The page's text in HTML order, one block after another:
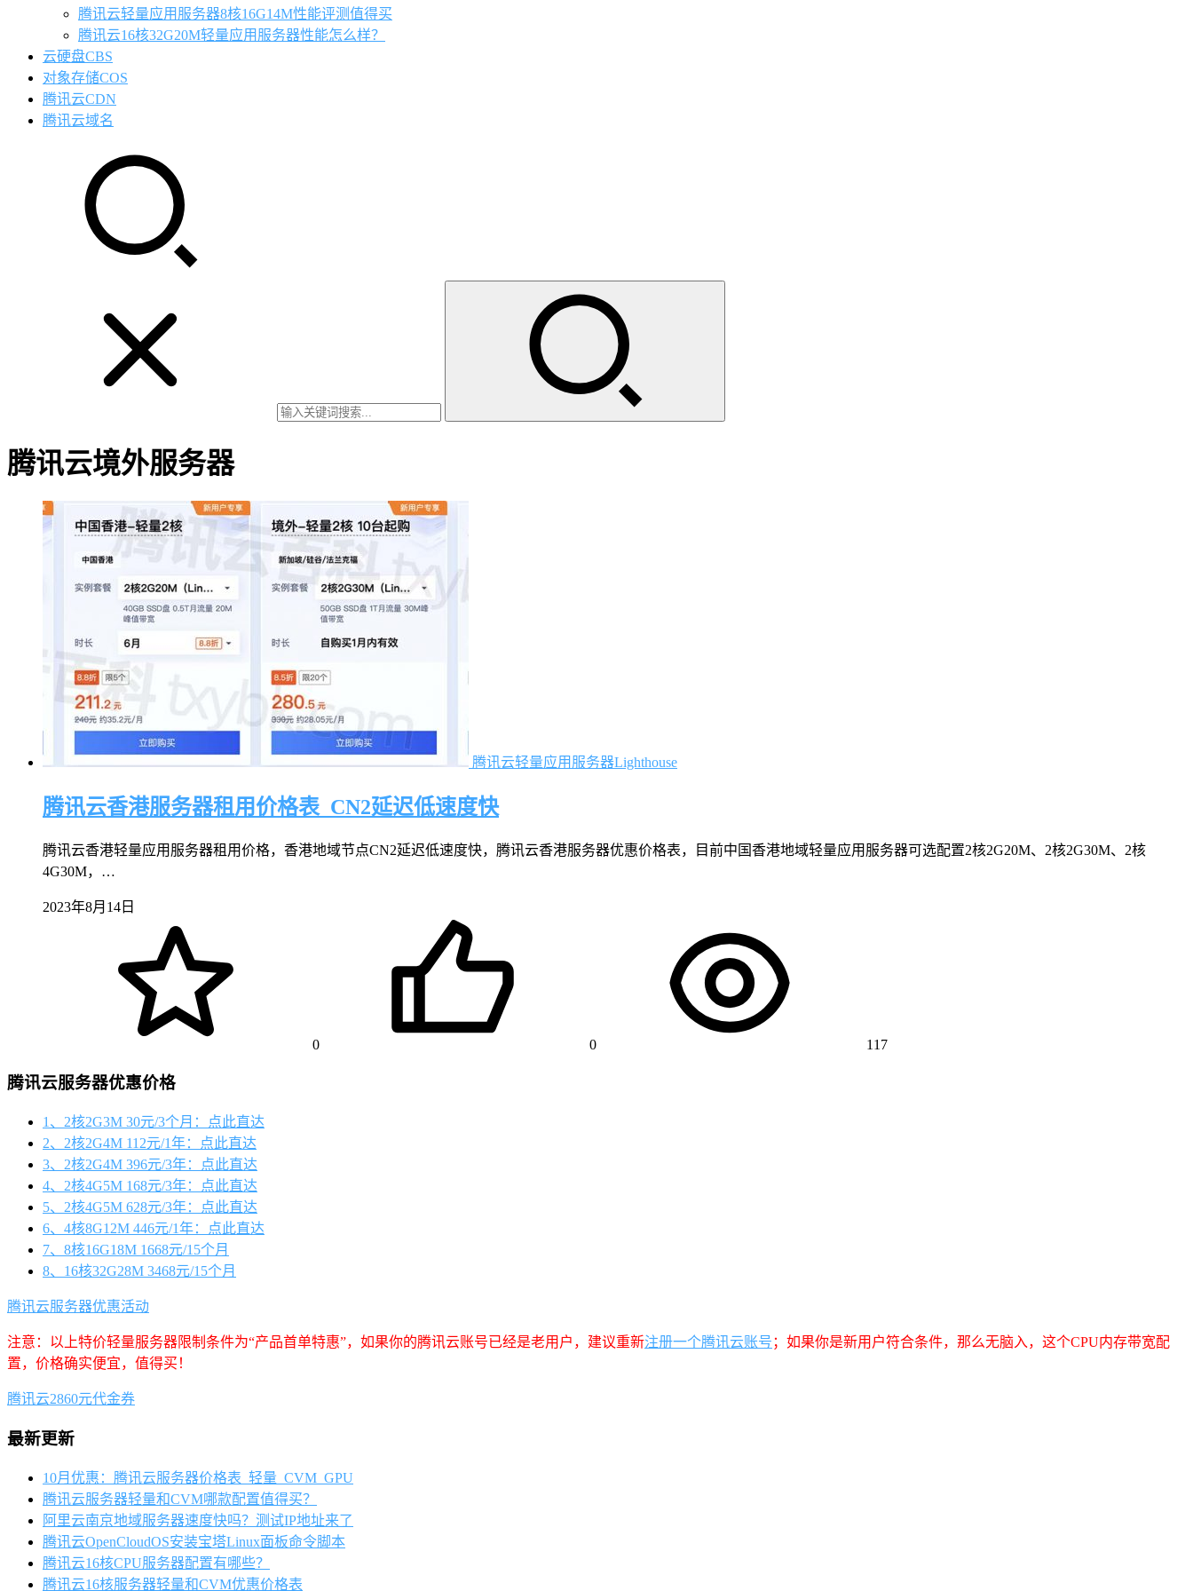
腾讯云轻量应用服务器8核16G14M性能评测值得买
腾讯云16核32G20M轻量应用服务器性能怎么样？
云硬盘CBS
对象存储COS
腾讯云CDN
腾讯云域名
腾讯云境外服务器
腾讯云轻量应用服务器Lighthouse
腾讯云香港服务器租用价格表_CN2延迟低速度快
腾讯云香港轻量应用服务器租用价格，香港地域节点CN2延迟低速度快，腾讯云香港服务器优惠价格表，目前中国香港地域轻量应用服务器可选配置2核2G20M、2核2G30M、2核
4G30M，…
2023年8月14日
0 0 117
腾讯云服务器优惠价格
1、2核2G3M 30元/3个月：点此直达
2、2核2G4M 112元/1年：点此直达
3、2核2G4M 396元/3年：点此直达
4、2核4G5M 168元/3年：点此直达
5、2核4G5M 628元/3年：点此直达
6、4核8G12M 446元/1年：点此直达
7、8核16G18M 1668元/15个月
8、16核32G28M 3468元/15个月
腾讯云服务器优惠活动
注意：以上特价轻量服务器限制条件为“产品首单特惠”，如果你的腾讯云账号已经是老用户，建议重新注册一个腾讯云账号 ；如果你是新用户符合条件，那么无脑入，这个CPU内存带宽配
置，价格确实便宜，值得买！
腾讯云2860元代金券
最新更新
10月优惠：腾讯云服务器价格表_轻量_CVM_GPU
腾讯云服务器轻量和CVM哪款配置值得买？
阿里云南京地域服务器速度快吗？测试IP地址来了
腾讯云OpenCloudOS安装宝塔Linux面板命令脚本
腾讯云16核CPU服务器配置有哪些？
腾讯云16核服务器轻量和CVM优惠价格表